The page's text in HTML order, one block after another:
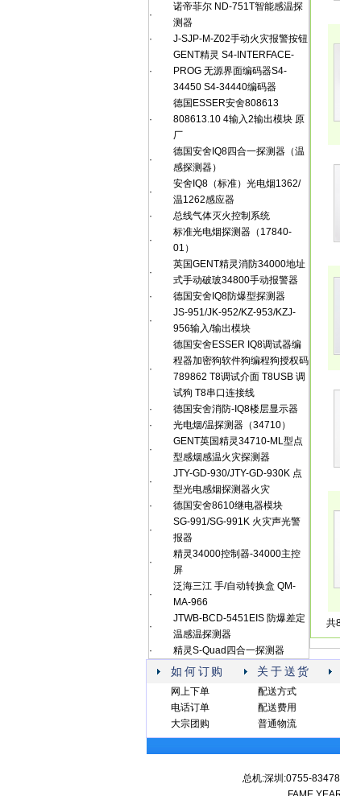
·
诺帝菲尔 ND-751T智能感温探
测器
·
J-SJP-M-Z02手动火灾报警按钮
·
GENT精灵 S4-INTERFACE-
PROG 无源界面编码器S4-
34450 S4-34440编码器
·
德国ESSER安舍808613
808613.10 4输入2输出模块 原
厂
·
德国安舍IQ8四合一探测器（温
感探测器）
·
安舍IQ8（标准）光电烟1362/
温1262感应器
·
总线气体灭火控制系统
·
标准光电烟探测器（17840-
01）
·
英国GENT精灵消防34000地址
式手动破玻34800手动报警器
·
德国安舍IQ8防爆型探测器
·
JS-951/JK-952/KZ-953/KZJ-
956输入/输出模块
·
德国安舍ESSER IQ8调试器编
程器加密狗软件狗编程狗授权码
789862 T8调试介面 T8USB 调
试狗 T8串口连接线
·
德国安舍消防-IQ8楼层显示器
·
光电烟/温探测器（34710）
·
GENT英国精灵34710-ML型点
型感烟感温火灾探测器
·
JTY-GD-930/JTY-GD-930K 点
型光电感烟探测器火灾
·
德国安舍8610继电器模块
·
SG-991/SG-991K 火灾声光警
报器
·
精灵34000控制器-34000主控
屏
·
泛海三江 手/自动转换盒 QM-
MA-966
·
JTWB-BCD-5451EIS 防爆差定
温感温探测器
·
精灵S-Quad四合一探测器
共
如何订购 关于送货
网上下单
电话订单
大宗团购
配送方式
配送费用
普通物流
总机:深圳:0755-